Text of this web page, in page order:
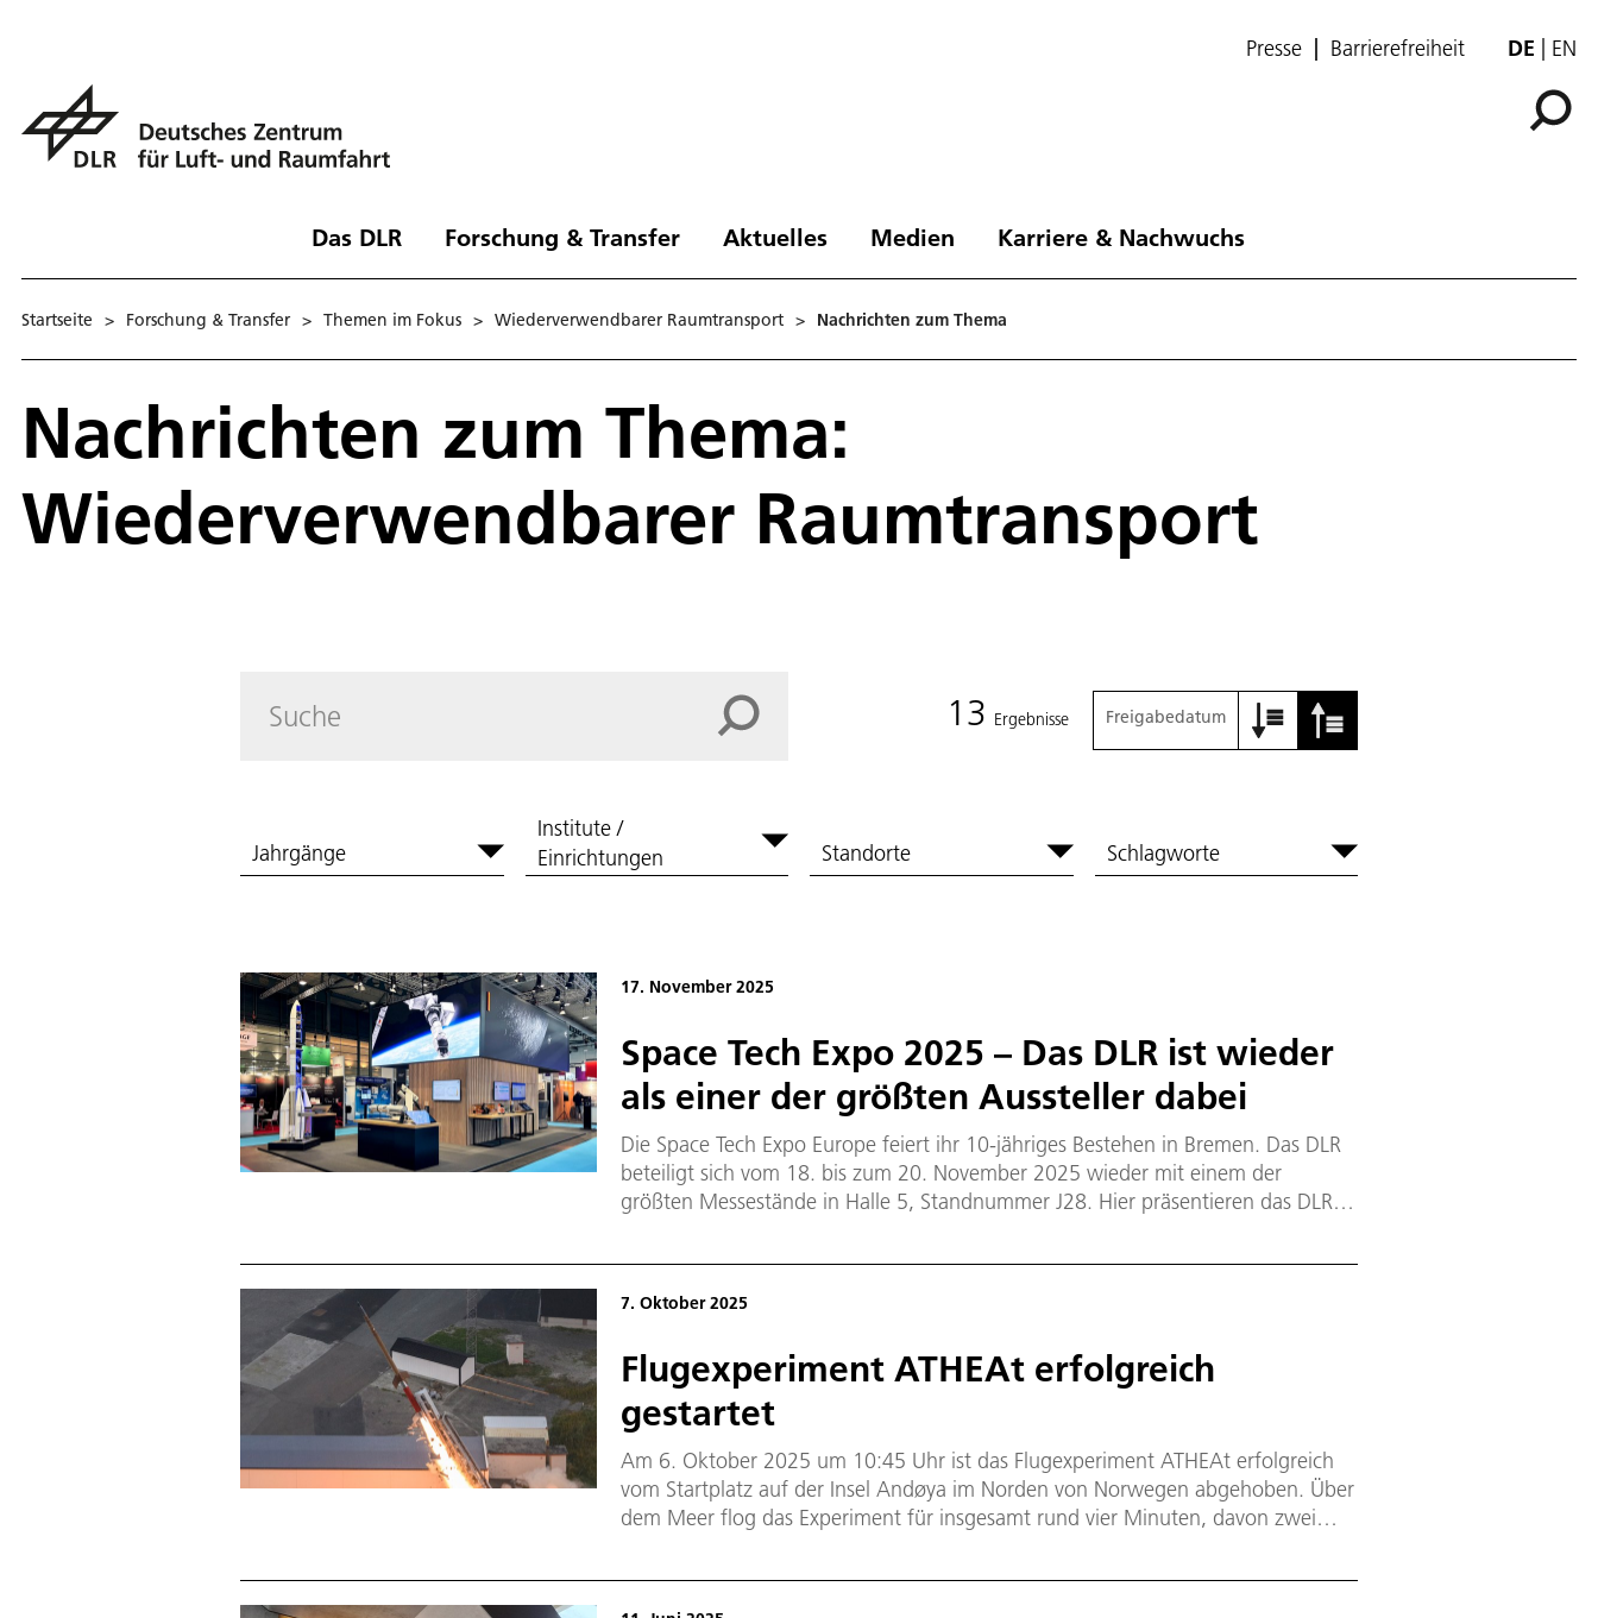
Presse Barrierefreiheit DE EN
Das DLR Forschung & Transfer Aktuelles Medien Karriere & Nachwuchs
Startseite > Forschung & Transfer > Themen im Fokus > Wiederverwendbarer Raumtransport > Nachrichten zum Thema
Nachrichten zum Thema:
Wiederverwendbarer Raumtransport
13 Ergebnisse Freigabedatum
Jahrgänge
Institute /
Einrichtungen
Standorte Schlagworte
17. November 2025
Space Tech Expo 2025 – Das DLR ist wieder
als einer der größten Aussteller dabei
Die Space Tech Expo Europe feiert ihr 10-jähriges Bestehen in Bremen. Das DLR
beteiligt sich vom 18. bis zum 20. November 2025 wieder mit einem der
größten Messestände in Halle 5, Standnummer J28. Hier präsentieren das DLR
Exponate aus der Raumfahrtforschung sowie Transferthemen, die den Weg aus
Besucher die Möglichkeit, einen virtuellen Weltraumflug im SPACEBUZZ ONE der
7. Oktober 2025
Flugexperiment ATHEAt erfolgreich
gestartet
Am 6. Oktober 2025 um 10:45 Uhr ist das Flugexperiment ATHEAt erfolgreich
vom Startplatz auf der Insel Andøya im Norden von Norwegen abgehoben. Über
dem Meer flog das Experiment für insgesamt rund vier Minuten, davon zwei
interessant: Denn bei diesen hohen Geschwindigkeiten entstehen am Flugkörper